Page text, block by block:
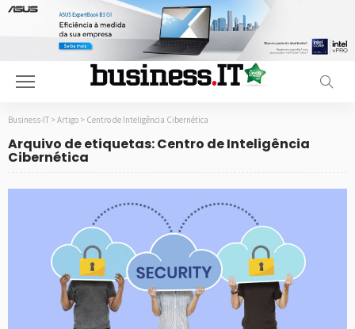
Business-IT > Artigo > Centro de Inteligência Cibernética
Arquivo de etiquetas: Centro de Inteligência
Cibernética